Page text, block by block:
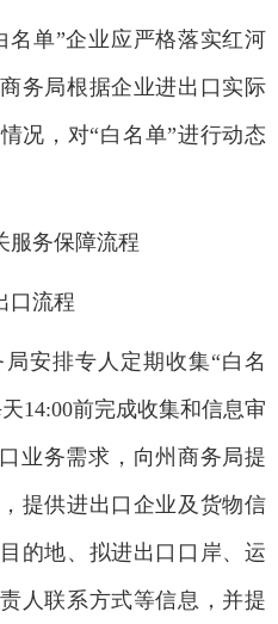
单”企业应严格落实红河
务局根据企业进出口实际
况，对“白名单”进行动态
务保障流程
流程
排专人定期收集“白名
14:00前完成收集和信息审
业务需求，向州商务局提
提供进出口企业及货物信
的地、拟进出口口岸、运
人联系方式等信息，并提